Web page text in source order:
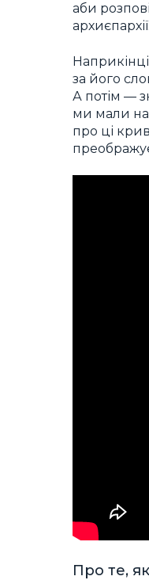
аби
архиєпархії.
за його
А потім —
ми мали на
про ці
Про те,